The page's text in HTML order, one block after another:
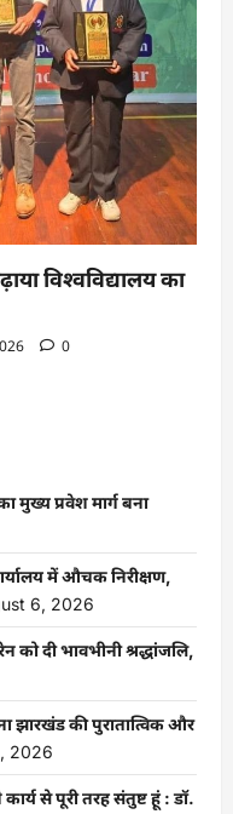
विश्वविद्यालय का
0
मुख्य प्रवेश मार्ग बना
में औचक निरीक्षण,
6, 2026
दी भावभीनी श्रद्धांजलि,
झारखंड की पुरातात्विक और
2026
से पूरी तरह संतुष्ट हूं : डॉ.